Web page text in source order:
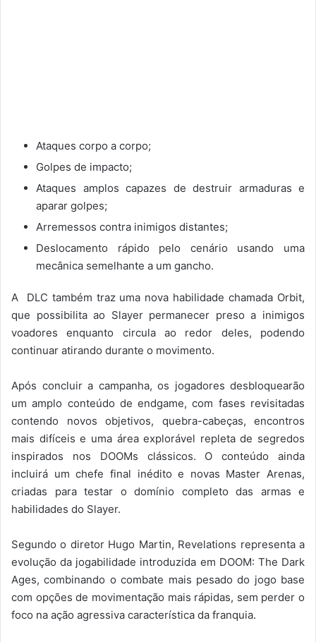
Ataques corpo a corpo;
Golpes de impacto;
Ataques amplos capazes de destruir armaduras e
aparar golpes;
Arremessos contra inimigos distantes;
Deslocamento rápido pelo cenário usando uma
mecânica semelhante a um gancho.
A DLC também traz uma nova habilidade chamada Orbit,
que possibilita ao Slayer permanecer preso a inimigos
voadores enquanto circula ao redor deles, podendo
continuar atirando durante o movimento.
Após concluir a campanha, os jogadores desbloquearão
um amplo conteúdo de endgame, com fases revisitadas
contendo novos objetivos, quebra-cabeças, encontros
mais difíceis e uma área explorável repleta de segredos
inspirados nos DOOMs clássicos. O conteúdo ainda
incluirá um chefe final inédito e novas Master Arenas,
criadas para testar o domínio completo das armas e
habilidades do Slayer.
Segundo o diretor Hugo Martin, Revelations representa a
evolução da jogabilidade introduzida em DOOM: The Dark
Ages, combinando o combate mais pesado do jogo base
com opções de movimentação mais rápidas, sem perder o
foco na ação agressiva característica da franquia.